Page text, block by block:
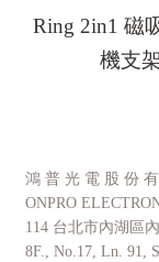
Ring 2in1 磁
機支
鴻 普 光 電 股 份 有
ONPRO
114 台北市內湖區
8F., No.17, Ln. 91,